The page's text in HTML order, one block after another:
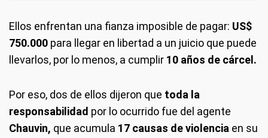
Ellos enfrentan una fianza imposible de pagar: US$
750.000 para llegar en libertad a un juicio que puede
llevarlos, por lo menos, a cumplir 10 años de cárcel.
Por eso, dos de ellos dijeron que toda la
responsabilidad por lo ocurrido fue del agente
Chauvin, que acumula 17 causas de violencia en su